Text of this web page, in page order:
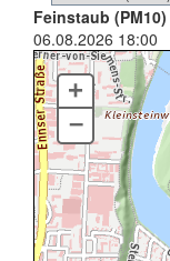
Feinstaub (PM10)
06.08.2026 18:00
+
–